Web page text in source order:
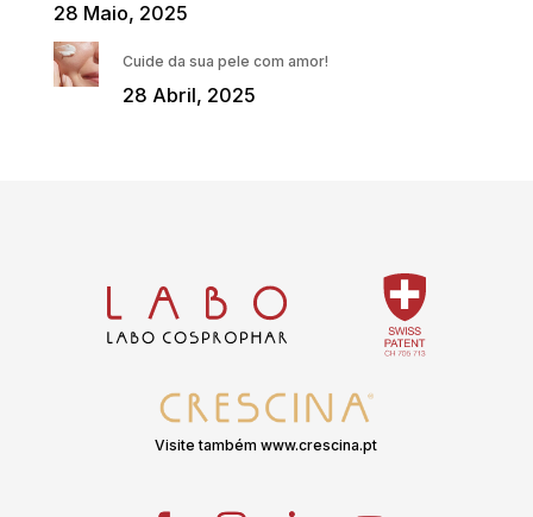
28 Maio, 2025
Cuide da sua pele com amor!
28 Abril, 2025
Visite também www.crescina.pt